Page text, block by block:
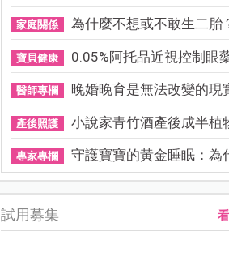
家庭關係 為什麼不想或不敢生二胎？
寶貝健康 0.05%阿托品近視控制眼藥水
醫師專欄 晚婚晚育是無法改變的現
產後照護 小說家青竹酒產後成半植
專家專欄 守護寶寶的黃金睡眠：為
試用募集